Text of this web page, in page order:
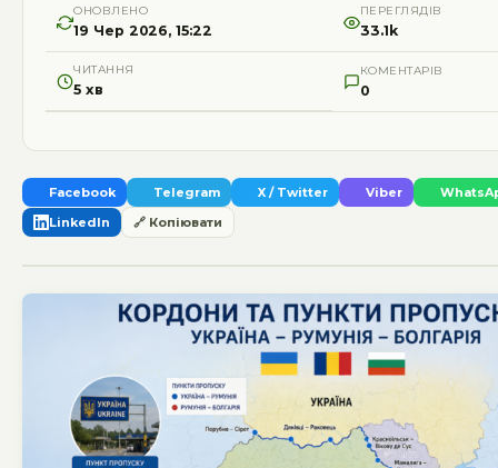
ОНОВЛЕНО
19 Чер 2026, 15:22
ПЕРЕГЛЯДІВ
33.1k
ЧИТАННЯ
5 хв
КОМЕНТАРІВ
0
Facebook Telegram X / Twitter Viber
LinkedIn
🔗 Копіювати